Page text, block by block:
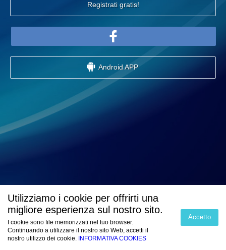
Registrati gratis!
Android APP
Utilizziamo i cookie per offrirti una
migliore esperienza sul nostro sito.
I cookie sono file memorizzati nel tuo browser.
Continuando a utilizzare il nostro sito Web, accetti il
nostro utilizzo dei cookie. INFORMATIVA COOKIES
Accetto